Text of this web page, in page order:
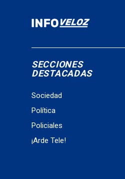
SECCIONES
DESTACADAS
Sociedad
Política
Policiales
¡Arde Tele!